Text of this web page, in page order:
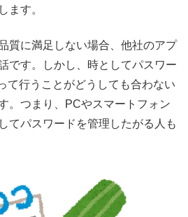
ます。
質に満足しない場合、他社のアプ
です。しかし、時としてパスワー
て行うことがどうしても合わない
。つまり、PCやスマートフォン
てパスワードを管理したがる人も